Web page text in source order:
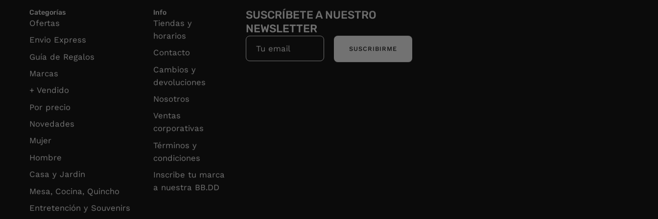
Categorías
Ofertas
Envio Express
Guía de Regalos
Marcas
+ Vendido
Por precio
Novedades
Mujer
Hombre
Casa y Jardin
Mesa, Cocina, Quincho
Entretención y Souvenirs
Info
Tiendas y
horarios
Contacto
Cambios y
devoluciones
Nosotros
Ventas
corporativas
Términos y
condiciones
Inscribe tu marca
a nuestra BB.DD
SUSCRÍBETE A NUESTRO
NEWSLETTER
SUSCRIBIRME